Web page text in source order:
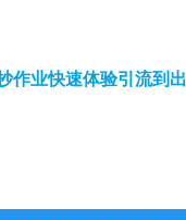
作业快速体验引流到